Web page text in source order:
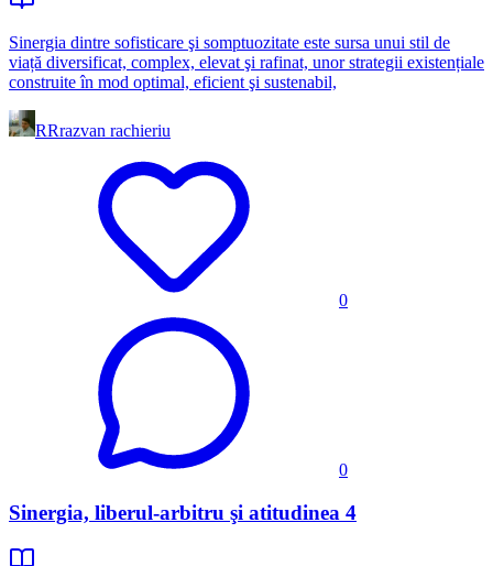
Sinergia dintre sofisticare şi somptuozitate este sursa unui stil de
viață diversificat, complex, elevat şi rafinat, unor strategii existențiale
construite în mod optimal, eficient şi sustenabil,
RRrazvan rachieriu
0
0
Sinergia, liberul-arbitru şi atitudinea 4